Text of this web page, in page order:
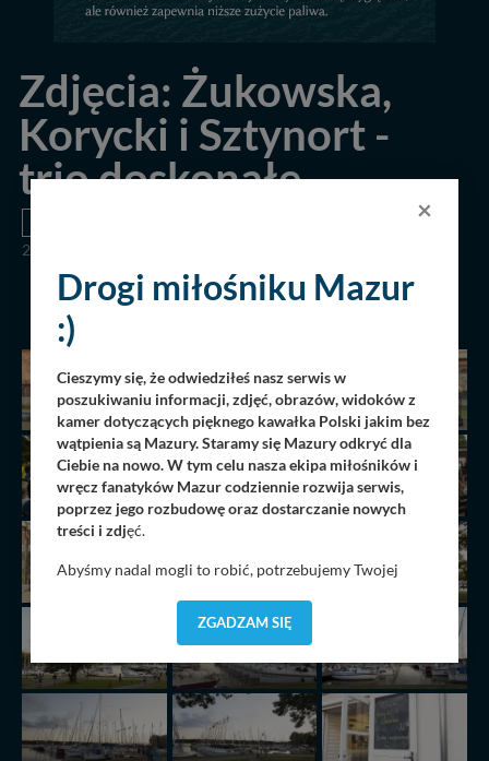
Zdjęcia: Żukowska,
Korycki i Sztynort -
trio doskonałe
2294
POPRZEDNIA NASTĘPNA
×
Drogi miłośniku Mazur
:)
Cieszymy się, że odwiedziłeś nasz serwis w
poszukiwaniu informacji, zdjęć, obrazów, widoków z
kamer dotyczących pięknego kawałka Polski jakim bez
wątpienia są Mazury. Staramy się Mazury odkryć dla
Ciebie na nowo. W tym celu nasza ekipa miłośników i
wręcz fanatyków Mazur codziennie rozwija serwis,
poprzez jego rozbudowę oraz dostarczanie nowych
treści i zdjęć.
Abyśmy nadal mogli to robić, potrzebujemy Twojej
dostosować do Twoich preferencji. Twoje dane (w tym
pliki cookies) będą zapisywane w celu usprawnienia
wyszukania, ulubione miejsca, logowania, itp).
Bezpieczeństwo Twoich danych jest dla nas
priorytetowe, bez poinformowania Ciebie nie będziemy
zmieniać zakresu naszych uprawnień. Twoje dane są u
ZGADZAM SIĘ